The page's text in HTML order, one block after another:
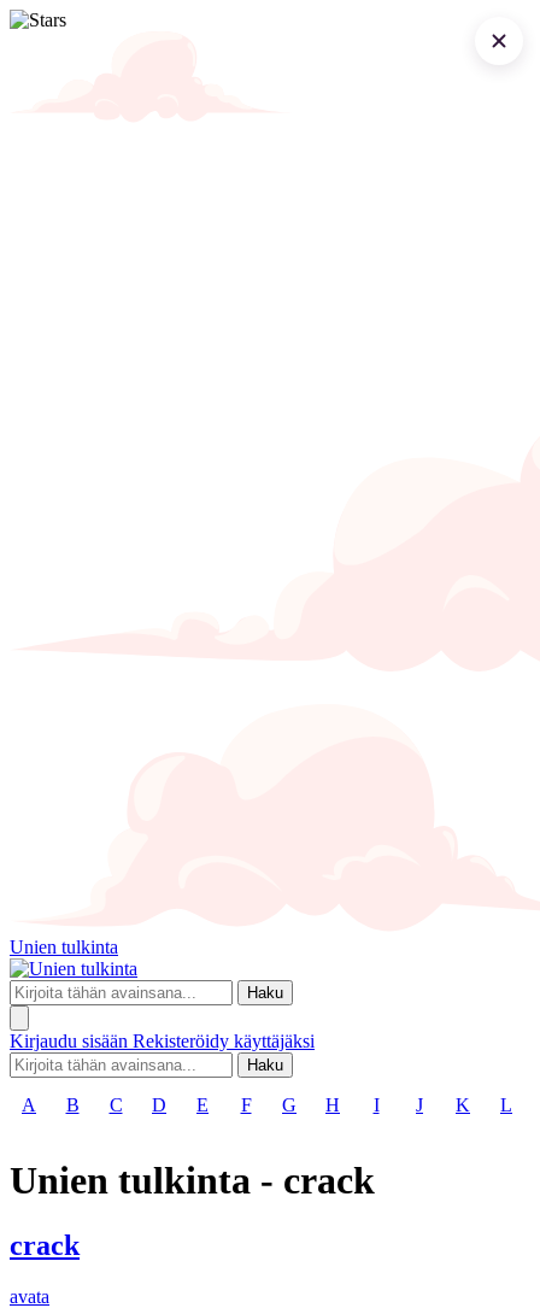
Unien tulkinta
Haku
Kirjaudu sisään Rekisteröidy käyttäjäksi
Haku
A B C D E F G H I J K L
Unien tulkinta - crack
crack
avata